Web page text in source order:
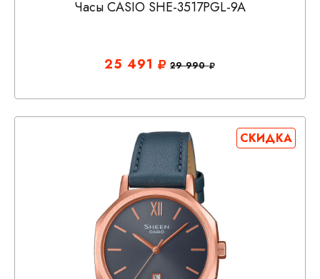
Часы CASIO SHE-3517PGL-9A
25 491 29 990
СКИДКА